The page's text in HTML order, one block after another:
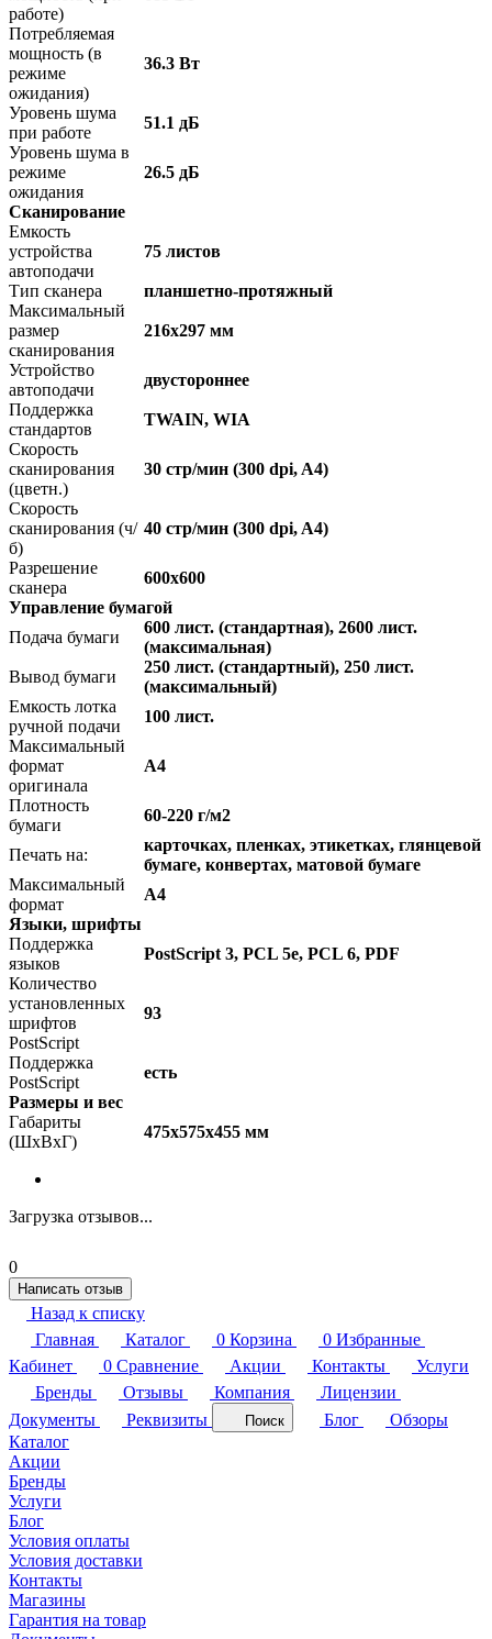
работе)
Потребляемая
мощность (в
режиме
ожидания)
36.3 Вт
Уровень шума
при работе
51.1 дБ
Уровень шума в
режиме
ожидания
26.5 дБ
Сканирование
Емкость
устройства
автоподачи
75 листов
Тип сканера
планшетно-протяжный
Максимальный
размер
сканирования
216x297 мм
Устройство
автоподачи
двустороннее
Поддержка
стандартов
TWAIN, WIA
Скорость
сканирования
(цветн.)
30 стр/мин (300 dpi, A4)
Скорость
сканирования (ч/
б)
40 стр/мин (300 dpi, A4)
Разрешение
сканера
600x600
Управление бумагой
Подача бумаги
600 лист. (стандартная), 2600 лист.
(максимальная)
Вывод бумаги
250 лист. (стандартный), 250 лист.
(максимальный)
Емкость лотка
ручной подачи
100 лист.
Максимальный
формат
оригинала
A4
Плотность
бумаги
60-220 г/м2
Печать на:
карточках, пленках, этикетках, глянцевой
бумаге, конвертах, матовой бумаге
Максимальный
формат
A4
Языки, шрифты
Поддержка
языков
PostScript 3, PCL 5e, PCL 6, PDF
Количество
установленных
шрифтов
PostScript
93
Поддержка
PostScript
есть
Размеры и вес
Габариты
(ШxВxГ)
475x575x455 мм
Загрузка отзывов...
0
Написать отзыв
Назад к списку
Главная
Каталог 0 Корзина 0 Избранные
Кабинет
0 Сравнение Акции Контакты
Услуги
Бренды
Отзывы Компания
Лицензии
Документы
Реквизиты Поиск Блог
Обзоры
Каталог
Акции
Бренды
Услуги
Блог
Условия оплаты
Условия доставки
Контакты
Магазины
Гарантия на товар